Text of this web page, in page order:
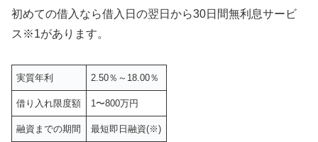
初めての借入なら借入日の翌日から30日間無利息サービ
ス※1があります。
実質年利 2.50％～18.00％
借り入れ限度額 1〜800万円
融資までの期間 最短即日融資(※)